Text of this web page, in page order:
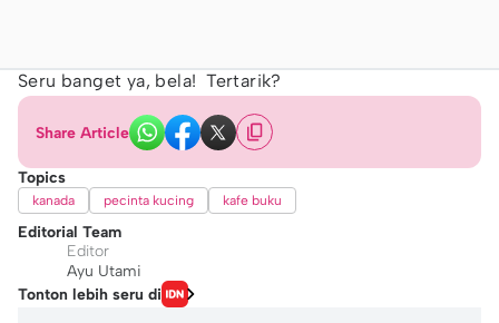
Seru banget ya, bela! Tertarik?
Share Article
Topics
kanada pecinta kucing kafe buku
Editorial Team
Editor
Ayu Utami
Tonton lebih seru di